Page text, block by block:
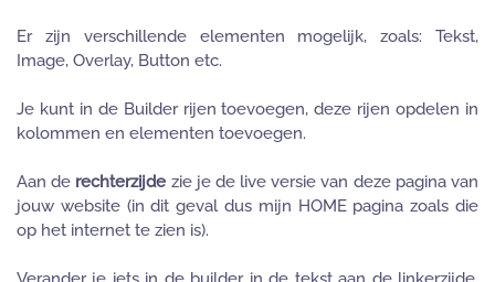
Er zijn verschillende elementen mogelijk, zoals: Tekst,
Image, Overlay, Button etc.
Je kunt in de Builder rijen toevoegen, deze rijen opdelen in
kolommen en elementen toevoegen.
Aan de rechterzijde zie je de live versie van deze pagina van
jouw website (in dit geval dus mijn HOME pagina zoals die
op het internet te zien is).